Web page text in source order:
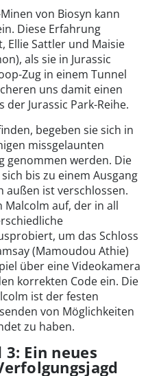
von Biosyn kann
Diese Erfahrung
Ellie Sattler und Maisie
als sie in Jurassic
Zug in einem Tunnel
uns damit einen
Jurassic Park-Reihe.
begeben sie sich in
missgelaunten
genommen werden. Die
bis zu einem Ausgang
außen ist verschlossen.
Malcolm auf, der in all
um das Schloss
(Mamoudou Athie)
über eine Videokamera
korrekten Code ein. Die
ist der festen
von Möglichkeiten
zu haben.
Ein neues